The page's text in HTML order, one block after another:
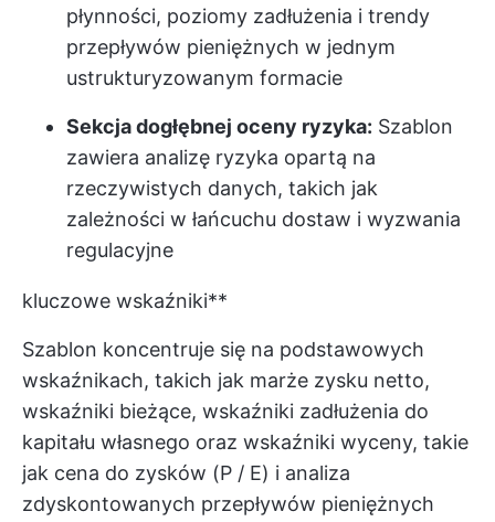
płynności, poziomy zadłużenia i trendy
przepływów pieniężnych w jednym
ustrukturyzowanym formacie
Sekcja dogłębnej oceny ryzyka: Szablon
zawiera analizę ryzyka opartą na
rzeczywistych danych, takich jak
zależności w łańcuchu dostaw i wyzwania
regulacyjne
kluczowe wskaźniki**
Szablon koncentruje się na podstawowych
wskaźnikach, takich jak marże zysku netto,
wskaźniki bieżące, wskaźniki zadłużenia do
kapitału własnego oraz wskaźniki wyceny, takie
jak cena do zysków (P / E) i analiza
zdyskontowanych przepływów pieniężnych